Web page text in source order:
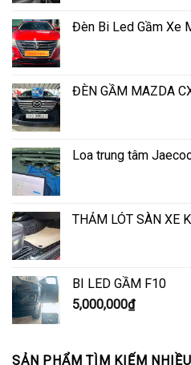
Đèn Bi Led Gầm Xe
ĐÈN GẦM MAZDA
Loa trung tâm
THẢM LÓT SÀN XE
BI LED GẦM F10
5,000,000₫
SẢN PHẨM TÌM KIẾM NHIỀU